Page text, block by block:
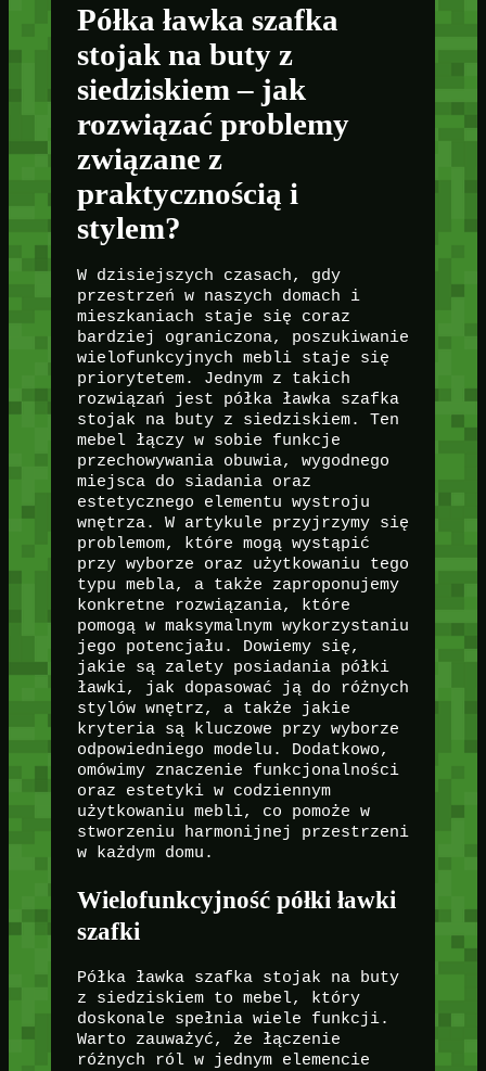
Półka ławka szafka
stojak na buty z
siedziskiem – jak
rozwiązać problemy
związane z
praktycznością i
stylem?
W dzisiejszych czasach, gdy
przestrzeń w naszych domach i
mieszkaniach staje się coraz
bardziej ograniczona, poszukiwanie
wielofunkcyjnych mebli staje się
priorytetem. Jednym z takich
rozwiązań jest półka ławka szafka
stojak na buty z siedziskiem. Ten
mebel łączy w sobie funkcje
przechowywania obuwia, wygodnego
miejsca do siadania oraz
estetycznego elementu wystroju
wnętrza. W artykule przyjrzymy się
problemom, które mogą wystąpić
przy wyborze oraz użytkowaniu tego
typu mebla, a także zaproponujemy
konkretne rozwiązania, które
pomogą w maksymalnym wykorzystaniu
jego potencjału. Dowiemy się,
jakie są zalety posiadania półki
ławki, jak dopasować ją do różnych
stylów wnętrz, a także jakie
kryteria są kluczowe przy wyborze
odpowiedniego modelu. Dodatkowo,
omówimy znaczenie funkcjonalności
oraz estetyki w codziennym
użytkowaniu mebli, co pomoże w
stworzeniu harmonijnej przestrzeni
w każdym domu.
Wielofunkcyjność półki ławki
szafki
Półka ławka szafka stojak na buty
z siedziskiem to mebel, który
doskonale spełnia wiele funkcji.
Warto zauważyć, że łączenie
różnych ról w jednym elemencie